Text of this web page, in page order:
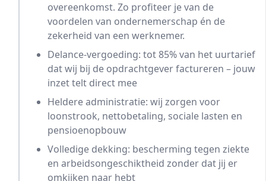
overeenkomst. Zo profiteer je van de
voordelen van ondernemerschap én de
zekerheid van een werknemer.
Delance-vergoeding: tot 85% van het uurtarief
dat wij bij de opdrachtgever factureren – jouw
inzet telt direct mee
Heldere administratie: wij zorgen voor
loonstrook, nettobetaling, sociale lasten en
pensioenopbouw
Volledige dekking: bescherming tegen ziekte
en arbeidsongeschiktheid zonder dat jij er
omkijken naar hebt